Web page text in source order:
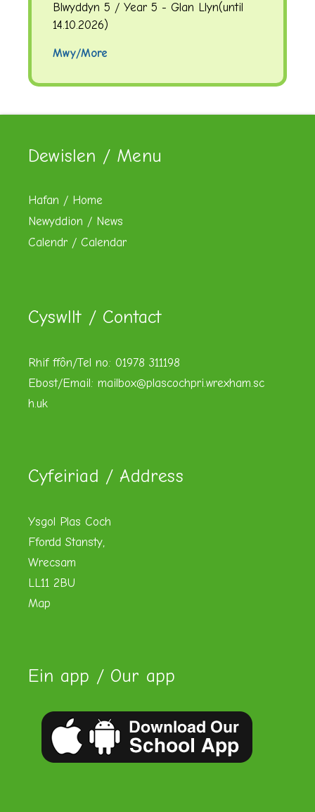
Blwyddyn 5 / Year 5 - Glan Llyn(until
14.10.2026)
Mwy/More
Dewislen / Menu
Hafan / Home
Newyddion / News
Calendr / Calendar
Cyswllt / Contact
Rhif ffôn/Tel no: 01978 311198
Ebost/Email: mailbox@plascochpri.wrexham.sc
h.uk
Cyfeiriad / Address
Ysgol Plas Coch
Ffordd Stansty,
Wrecsam
LL11 2BU
Map
Ein app / Our app